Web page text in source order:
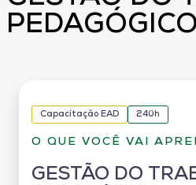
PEDAGÓGICO
Capacitação EAD 240h
O QUE VOCÊ VAI
GESTÃO DO